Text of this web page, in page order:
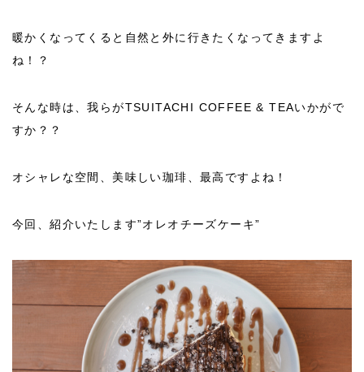
暖かくなってくると自然と外に行きたくなってきますよ
ね！？
そんな時は、我らがTSUITACHI COFFEE & TEAいかがで
すか？？
オシャレな空間、美味しい珈琲、最高ですよね！
今回、紹介いたします”オレオチーズケーキ”